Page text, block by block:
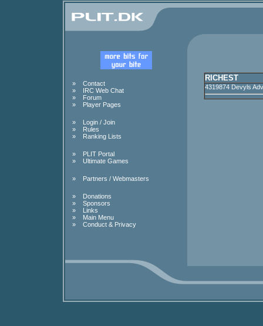
»
Contact
»
IRC Web Chat
»
Forum
»
Player Pages
»
Login / Join
»
Rules
»
Ranking Lists
»
PLIT Portal
»
Ultimate Games
» Partners / Webmasters
»
Donations
»
Sponsors
»
Links
»
Main Menu
»
Conduct & Privacy
RICHEST
4319874 Devyls